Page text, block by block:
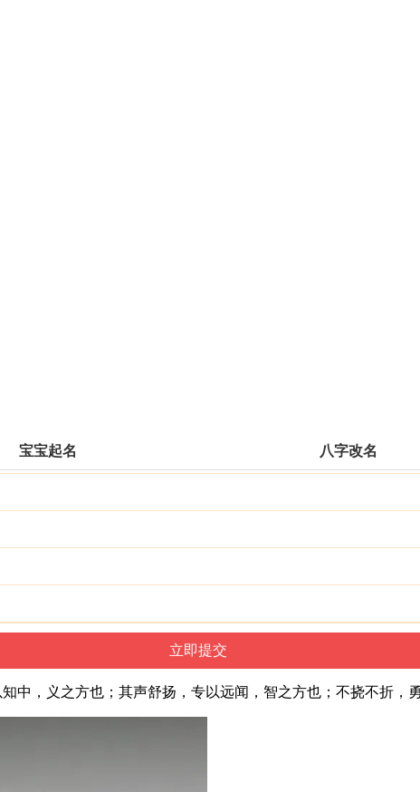
宝宝起名 八字改名
中，义之方也；其声舒扬，专以远闻，智之方也；不挠不折，